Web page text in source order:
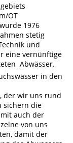
OT
1976
stetig
und
eine vernünftige
Abwässer.
in den
der wir uns rund
sichern die
auch der
von uns
damit der